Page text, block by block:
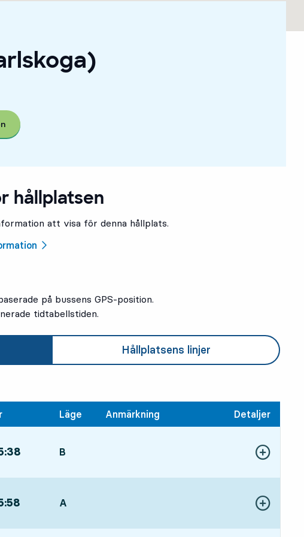
hållplatsen
att visa för denna hållplats.
på bussens GPS-position.
tidtabellstiden.
Hållplatsens linjer
Läge Anmärkning Detaljer
, LÄGE,
B Visa fler
, LÄGE,
A Visa fler